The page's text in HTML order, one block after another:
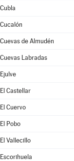
Cubla
Cucalón
Cuevas de Almudén
Cuevas Labradas
Ejulve
El Castellar
El Cuervo
El Pobo
El Vallecillo
Escorihuela